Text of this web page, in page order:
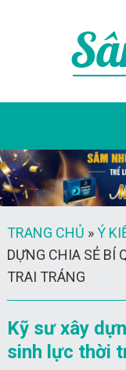
TRANG CHỦ »Ý
DỰNG CHIA SẺ BÍ
TRAI TRÁNG
Kỹ sư xây
sinh lực thời